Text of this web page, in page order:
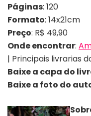
Páginas: 120
Formato: 14x21cm
Preço: R$ 49,90
Onde encontrar:
| Principais livrarias
Baixe a capa do
Baixe a foto do